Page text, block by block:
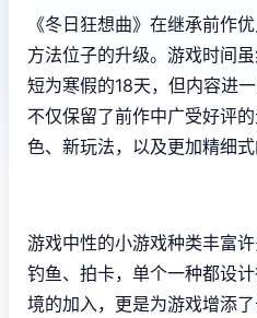
《冬日狂想曲》在继承前作
方法位子的升级。游戏时间
短为寒假的18天，但内容进
不仅保留了前作中广受好评
色、新玩法​​，以及更加精细式
游戏中性的小游戏种类丰富
钓鱼、拍卡，单个一种都设
境的加入​​，更是为游戏增添